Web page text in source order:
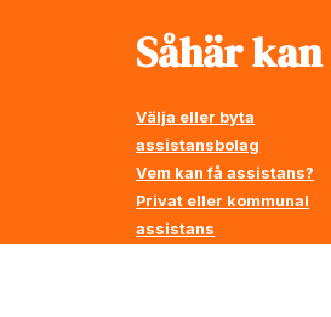
Såhär
Välja eller byta
assistansbolag
Vem kan få assistans?
Privat eller kommunal
assistans